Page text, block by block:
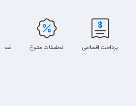
پرداخت اقساطی تخفیفات متنوع